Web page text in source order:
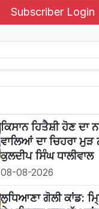
Subscriber Login
ਕਿਸਾਨ ਹਿਤੈਸ਼ੀ ਹੋਣ ਦਾ
ਵਾਲਿਆਂ ਦਾ ਚਿਹਰਾ
ਕੁਲਦੀਪ ਸਿੰਘ ਧਾਲੀਵਾਲ
08-08-2026
ਲੁਧਿਆਣਾ ਗੋਲੀ ਕਾਂਡ: